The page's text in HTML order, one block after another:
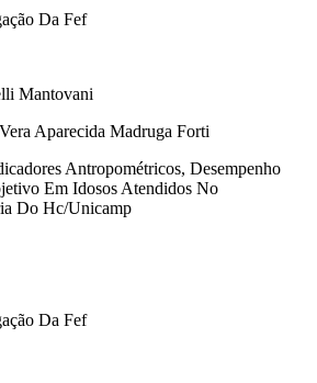
Da Fef
Mantovani
Aparecida Madruga Forti
Antropométricos, Desempenho
Em Idosos Atendidos No
Do Hc/Unicamp
Da Fef